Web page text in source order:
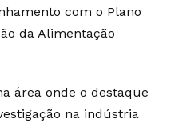
com o Plano
da Alimentação
área onde o destaque
na indústria